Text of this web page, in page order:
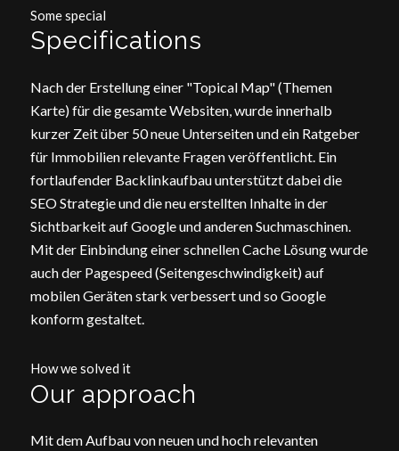
Some special
Specifications
Nach der Erstellung einer "Topical Map" (Themen
Karte) für die gesamte Websiten, wurde innerhalb
kurzer Zeit über 50 neue Unterseiten und ein Ratgeber
für Immobilien relevante Fragen veröffentlicht. Ein
fortlaufender Backlinkaufbau unterstützt dabei die
SEO Strategie und die neu erstellten Inhalte in der
Sichtbarkeit auf Google und anderen Suchmaschinen.
Mit der Einbindung einer schnellen Cache Lösung wurde
auch der Pagespeed (Seitengeschwindigkeit) auf
mobilen Geräten stark verbessert und so Google
konform gestaltet.
How we solved it
Our approach
Mit dem Aufbau von neuen und hoch relevanten